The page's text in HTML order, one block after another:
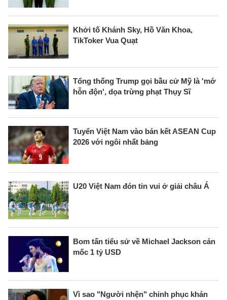
Khởi tố Khánh Sky, Hồ Văn Khoa,
TikToker Vua Quạt
Tổng thống Trump gọi bầu cử Mỹ là 'mớ
hỗn độn', dọa trừng phạt Thụy Sĩ
Tuyển Việt Nam vào bán kết ASEAN Cup
2026 với ngôi nhất bảng
U20 Việt Nam đón tin vui ở giải châu Á
Bom tấn tiểu sử về Michael Jackson cán
mốc 1 tỷ USD
Vì sao "Người nhện" chinh phục khán